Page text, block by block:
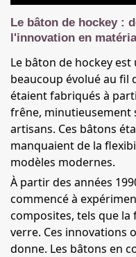
Le bâton de hockey :
l'innovation en
Le bâton de hockey
beaucoup évolué au fil
étaient fabriqués à
frêne, minutieusement
artisans. Ces bâtons
manquaient de la
modèles modernes.
À partir des années
commencé à
composites, tels que
verre. Ces innovations
donne. Les bâtons en